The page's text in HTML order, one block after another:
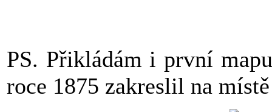
PS. Přikládám i první
roce 1875 zakreslil na